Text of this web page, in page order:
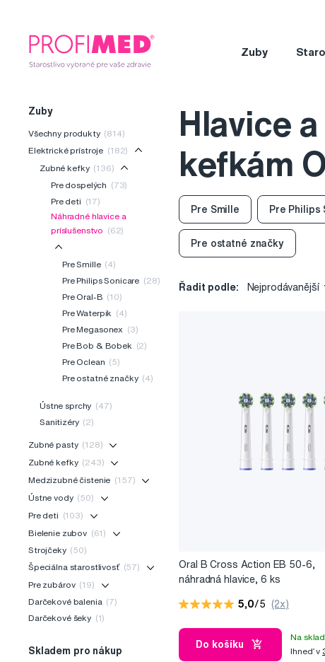
Zuby
Zuby
Všechny produkty (814)
Elektrické prístroje (182)
Zubné kefky (136)
Pre dospelých (73)
Pre deti
(17)
Náhradné hlavice a
príslušenstvo (62)
Pre Smille (4)
Pre Philips Sonicare (28)
Pre Oral-B (10)
Pre Waterpik (4)
Pre Megasonex (3)
Pre Bob & Bobek
(2)
Pre Oclean (5)
Pre ostatné značky (4)
Ústne sprchy (47)
Sanitizéry (2)
Zubné pasty (128)
Zubné kefky (243)
Medzizubné čistenie (157)
Ústne vody (50)
Pre deti
(103)
Bielenie zubov (61)
Strojčeky (50)
Špeciálna starostlivosť (57)
Pre zubárov (19)
Darčekové balenia (7)
Darčekové šeky (1)
Skladem pro nákup
Hlavice
kefkám
Pre Smille Pre Philips
Pre ostatné značky
Řadit podle: Nejprodávanější
Oral B Cross Action EB 50-6,
náhradná hlavice, 6 ks
5,0/5 (2x)
Do košíku
Na
Ihneď v